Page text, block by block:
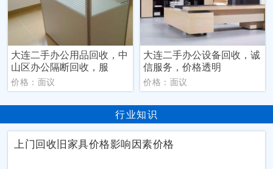
大连二手办公用品回收，中
山区办公隔断回收，服
价格：面议
大连二手办公设备回收，诚
信服务，价格透明
价格：面议
行业知识
上门回收旧家具价格影响因素价格